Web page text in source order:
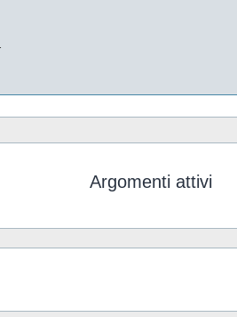
Argomenti attivi